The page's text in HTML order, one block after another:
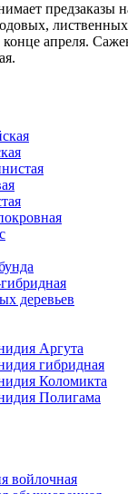
предзаказы
апреля.
деревьев
Аргута
гибридная
Коломикта
Полигама
войлочная